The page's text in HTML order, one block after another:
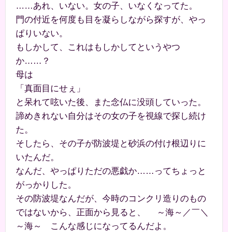
……あれ、いない。女の子、いなくなってた。
門の付近を何度も目を凝らしながら探すが、やっ
ぱりいない。
もしかして、これはもしかしてというやつ
か……？
母は
「真面目にせぇ」
と呆れて呟いた後、また念仏に没頭していった。
諦めきれない自分はその女の子を視線で探し続け
た。
そしたら、その子が防波堤と砂浜の付け根辺りに
いたんだ。
なんだ、やっぱりただの悪戯か……ってちょっと
がっかりした。
その防波堤なんだが、今時のコンクリ造りのもの
ではないから、正面から見ると、 ～海～／￣＼
～海～ こんな感じになってるんだよ。